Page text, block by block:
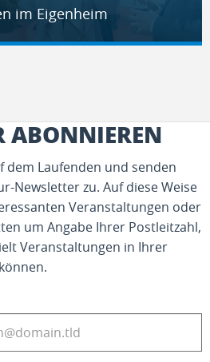
im Eigenheim
ABONNIEREN
dem Laufenden und senden
Newsletter zu. Auf diese Weise
Veranstaltungen oder
um Angabe Ihrer Postleitzahl,
Veranstaltungen in Ihrer